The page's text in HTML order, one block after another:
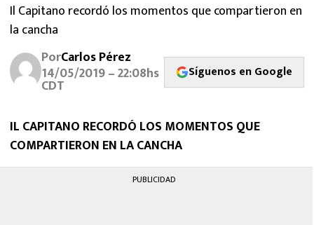
ATLANTE
SELECCIÓN MEXICANA
MEXICANOS EN EL EXTRANJERO
FUTBOL ESTUFA
Il Capitano recordó los momentos que compartieron en
la cancha
PorCarlos Pérez
14/05/2019 – 22:08hs
CDT
Síguenos en Google
IL CAPITANO RECORDÓ LOS MOMENTOS QUE
COMPARTIERON EN LA CANCHA
PUBLICIDAD